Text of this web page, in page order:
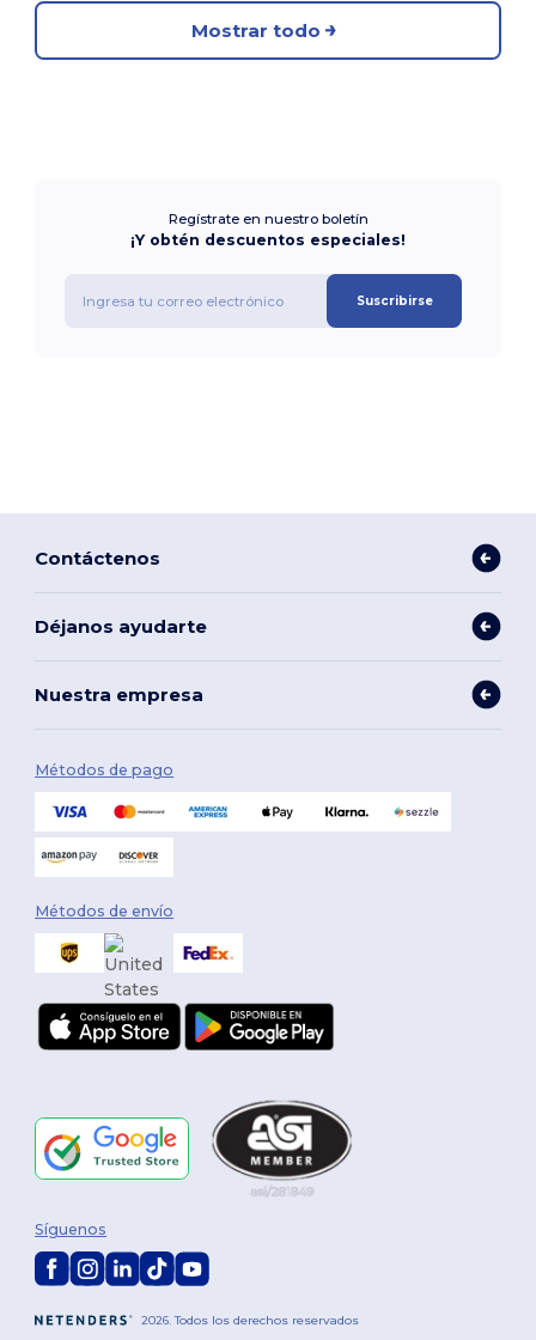
Mostrar todo
Regístrate en nuestro boletín
¡Y obtén descuentos especiales!
Suscribirse
Contáctenos
Déjanos ayudarte
Nuestra empresa
Métodos de pago
Métodos de envío
2026. Todos los derechos reservados
Síguenos